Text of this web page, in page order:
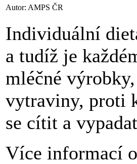
Autor: AMPS ČR
Individuální
a tudíž je
mléčné
vytraviny, proti
se cítit a
Více informací